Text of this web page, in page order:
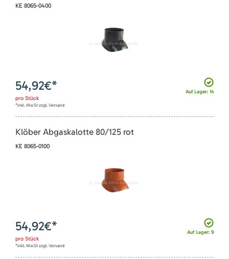
KE 8065-0400
Auf Lager: 14
54,92€*
pro Stück
*inkl. MwSt zzgl. Versand
Klöber Abgaskalotte 80/125 rot
KE 8065-0100
Auf Lager: 9
54,92€*
pro Stück
*inkl. MwSt zzgl. Versand